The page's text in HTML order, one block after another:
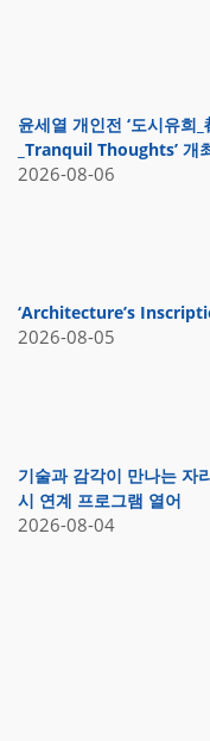
윤세열 개인전 ‘도시유희
_Tranquil Thoughts’ 개
2026-08-06
‘Architecture’s
2026-08-05
기술과 감각이 만나는 자
시 연계 프로그램 열어
2026-08-04